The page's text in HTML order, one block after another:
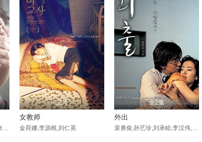
朴振英,张赫,赵宝儿,鲜于善,张申英,杨秀雅,张书璟,尹福仁,张瑞京
正片
女教师
金荷娜,李源根,刘仁英
全2集
外出
裴勇俊,孙艺珍,刘承睦,李汉伟,安世镐,全国焕,孙荣顺,郭秀贞,柳承秀